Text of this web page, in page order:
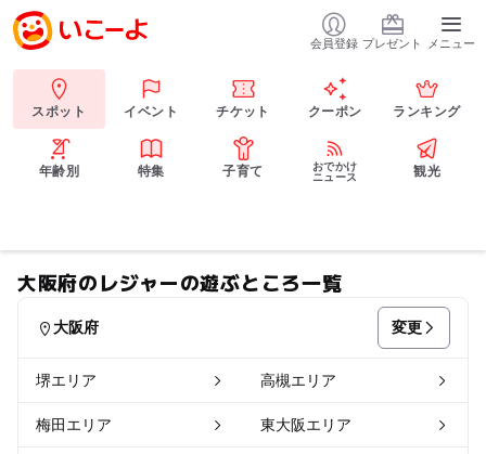
会員登録 プレゼント メニュー
スポット イベント チケット クーポン ランキング
年齢別 特集 子育て
おでかけ
ニュース
観光
大阪府のレジャーの遊ぶところ一覧
大阪府 変更
堺エリア 高槻エリア
梅田エリア 東大阪エリア